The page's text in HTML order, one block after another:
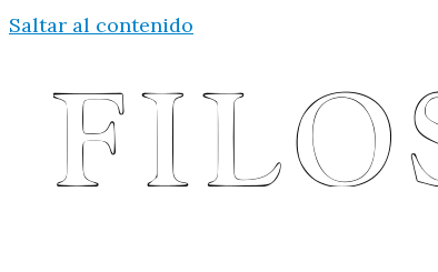
Saltar al contenido